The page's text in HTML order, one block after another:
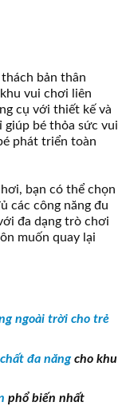
bản thân
vui chơi liên
cụ với thiết kế và
giúp bé thỏa sức vui
phát triển toàn
bạn có thể chọn
các công năng đu
đa dạng trò chơi
muốn quay lại
ngoài trời cho trẻ
đa năngcho khu
phổ biến nhất